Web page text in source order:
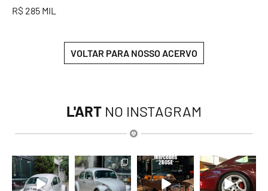
R$ 285 MIL
VOLTAR PARA NOSSO ACERVO
L'ART NO INSTAGRAM
lart.br
Ago 6
lart.br
Ago 6
lart.br
Ago 5
lart.br
Ago 5